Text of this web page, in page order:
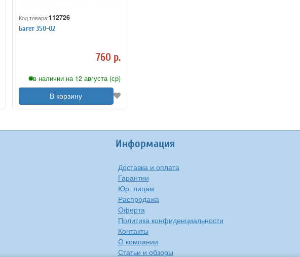
Код товара:112726
Багет 350-02
760 р.
в наличии на 12 августа (ср)
В корзину
Информация
Доставка и оплата
Гарантии
Юр. лицам
Распродажа
Оферта
Политика конфиденциальности
Контакты
О компании
Статьи и обзоры